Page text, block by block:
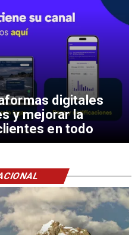
digitales
y mejorar la
en todo